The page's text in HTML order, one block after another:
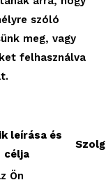
szóló
meg, vagy
felhasználva
leírása és
célja
Ön